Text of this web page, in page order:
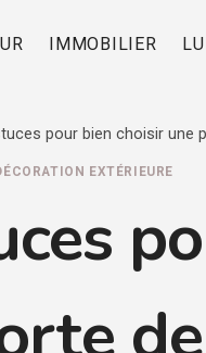
IMMOBILIER
pour bien choisir une
EXTÉRIEURE